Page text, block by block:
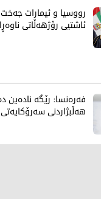
رووسیا و ئیمارات
ئاشتیی رۆژهەڵاتی
فەرەنسا: رێگە نادەین
هەڵبژاردنی